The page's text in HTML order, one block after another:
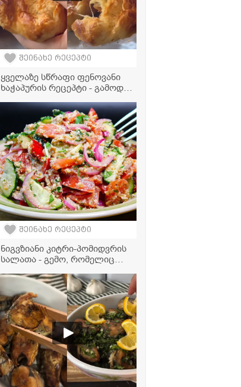
შეინახე რეცეპტი
ყველაზე სწრაფი ფენოვანი
ხაჭაპურის რეცეპტი - გამოდის
შეინახე რეცეპტი
ნიგვზიანი კიტრი-პომიდვრის
სალათა - გემო, რომელიც